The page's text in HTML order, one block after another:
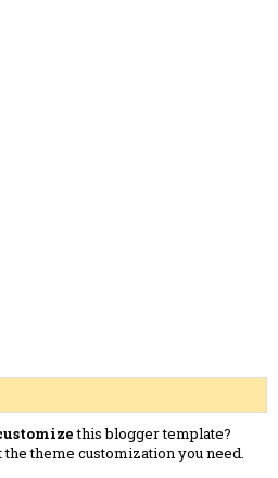
this blogger template?
theme customization you need.